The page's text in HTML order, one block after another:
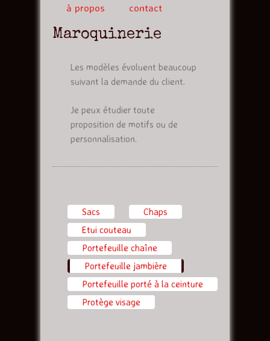
à propos contact
Maroquinerie
Les modèles évoluent beaucoup
suivant la demande du client.
Je peux étudier toute
proposition de motifs ou de
personnalisation.
Sacs
Chaps
Etui couteau
Portefeuille chaîne
Portefeuille jambière
Portefeuille porté à la ceinture
Protège visage